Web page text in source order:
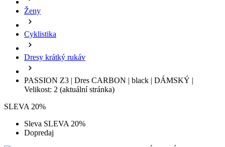
Ženy
Cyklistika
Dresy krátký rukáv
PASSION Z3 | Dres CARBON | black | DÁMSKÝ |
Velikost: 2 (aktuální stránka)
SLEVA 20%
Sleva SLEVA 20%
Dopredaj